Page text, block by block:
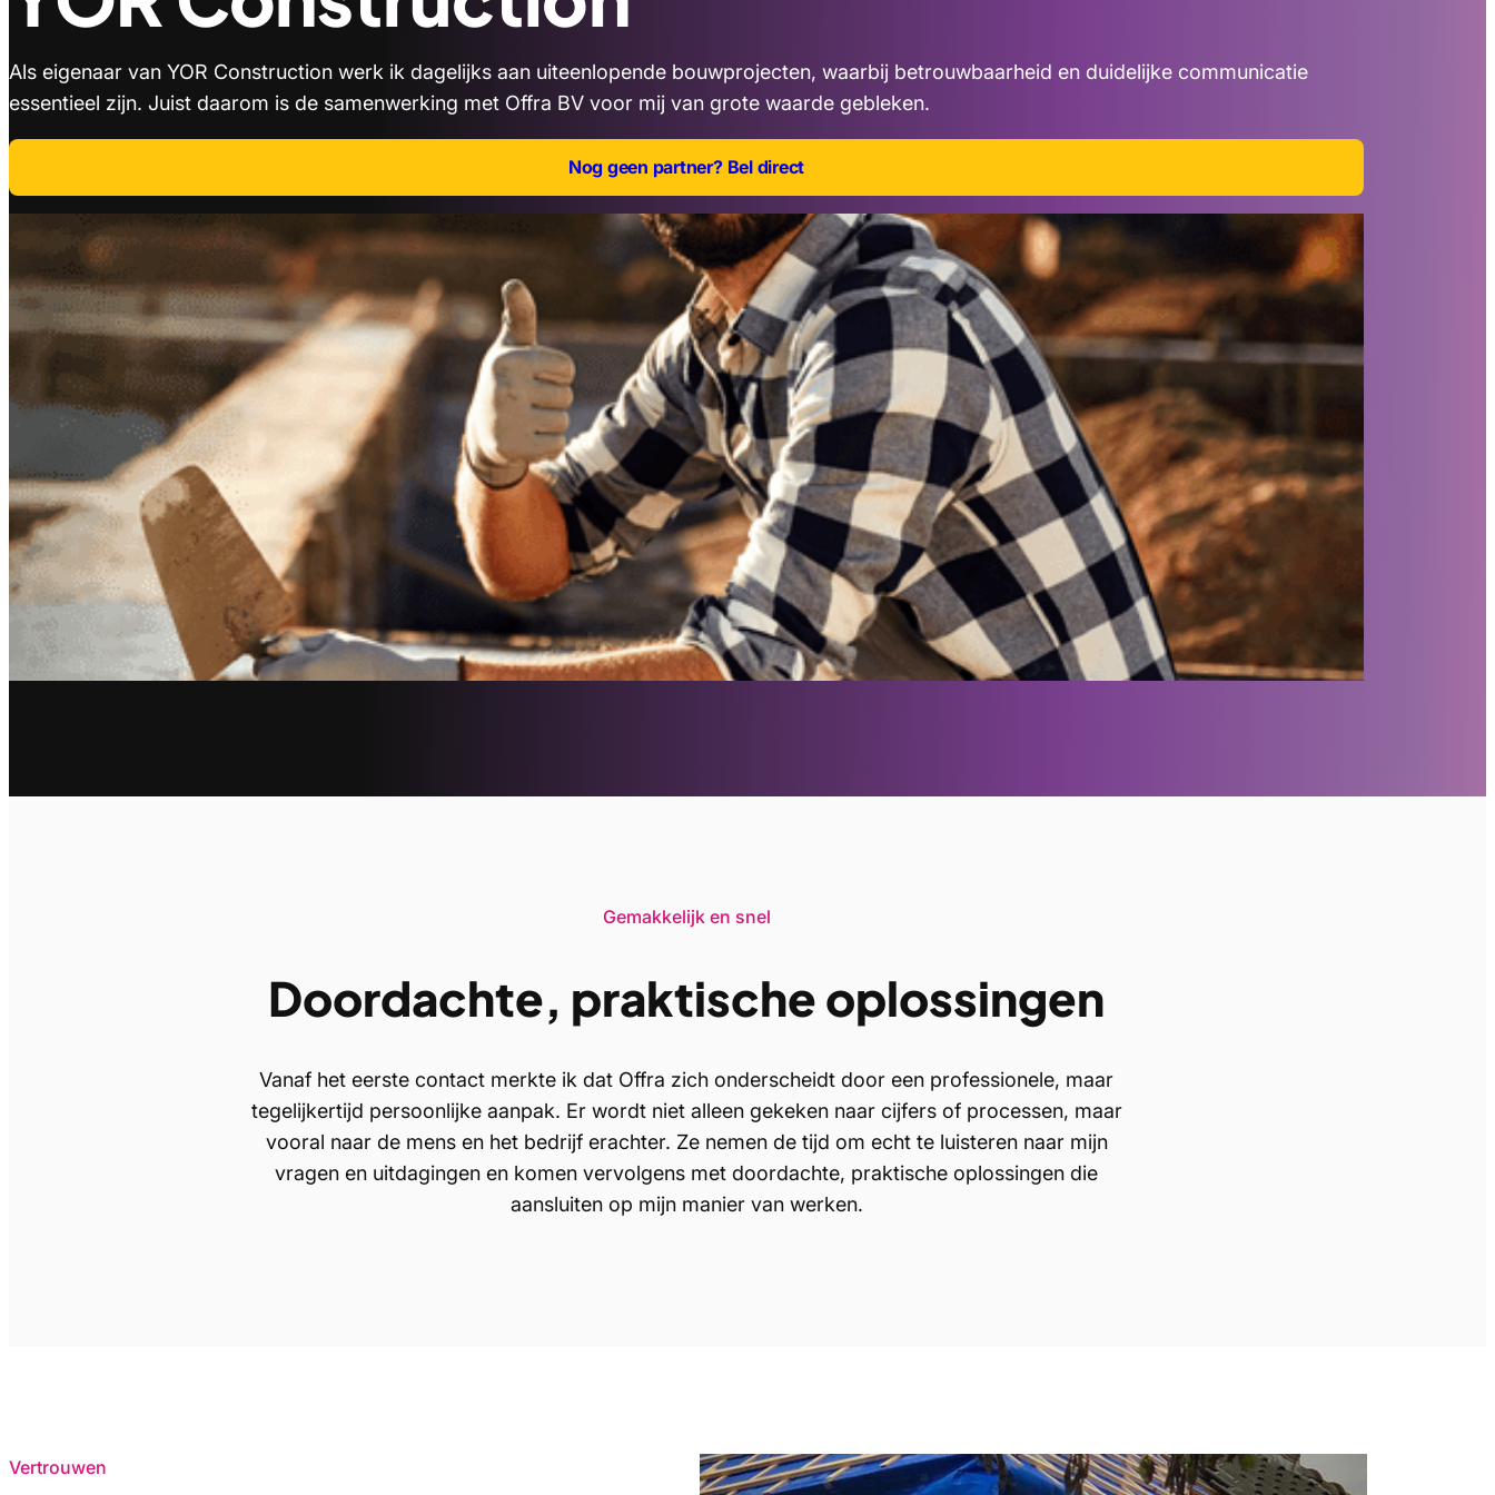
Als eigenaar van YOR Construction werk ik dagelijks aan uiteenlopende bouwprojecten, waarbij betrouwbaarheid en duidelijke communicatie
essentieel zijn. Juist daarom is de samenwerking met Offra BV voor mij van grote waarde gebleken.
Nog geen partner? Bel direct
Gemakkelijk en snel
Doordachte, praktische oplossingen
Vanaf het eerste contact merkte ik dat Offra zich onderscheidt door een professionele, maar
tegelijkertijd persoonlijke aanpak. Er wordt niet alleen gekeken naar cijfers of processen, maar
vooral naar de mens en het bedrijf erachter. Ze nemen de tijd om echt te luisteren naar mijn
vragen en uitdagingen en komen vervolgens met doordachte, praktische oplossingen die
aansluiten op mijn manier van werken.
Vertrouwen